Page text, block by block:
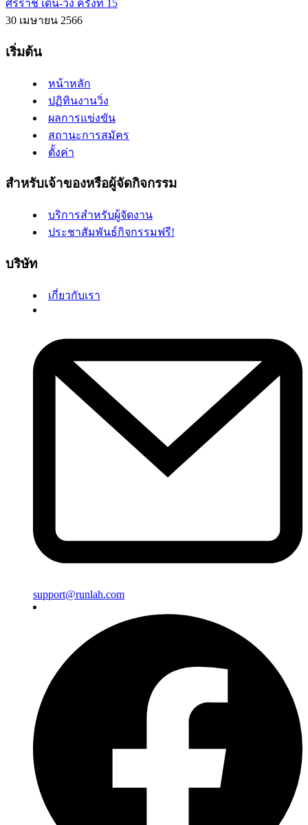
ศิริราช เดิน-วิ่ง ครั้งที่ 15
30 เมษายน 2566
เริ่มต้น
หน้าหลัก
ปฏิทินงานวิ่ง
ผลการแข่งขัน
สถานะการสมัคร
ตั้งค่า
สำหรับเจ้าของหรือผู้จัดกิจกรรม
บริการสำหรับผู้จัดงาน
ประชาสัมพันธ์กิจกรรมฟรี!
บริษัท
เกี่ยวกับเรา
support@runlah.com